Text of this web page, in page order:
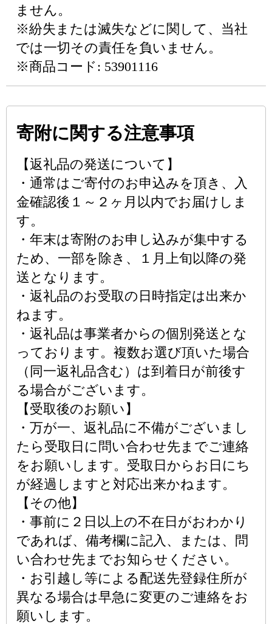
ません。
※紛失または滅失などに関して、当社
では一切その責任を負いません。
※商品コード: 53901116
寄附に関する注意事項
【返礼品の発送について】
・通常はご寄付のお申込みを頂き、入
金確認後１～２ヶ月以内でお届けしま
す。
・年末は寄附のお申し込みが集中する
ため、一部を除き、１月上旬以降の発
送となります。
・返礼品のお受取の日時指定は出来か
ねます。
・返礼品は事業者からの個別発送とな
っております。複数お選び頂いた場合
（同一返礼品含む）は到着日が前後す
る場合がございます。
【受取後のお願い】
・万が一、返礼品に不備がございまし
たら受取日に問い合わせ先までご連絡
をお願いします。受取日からお日にち
が経過しますと対応出来かねます。
【その他】
・事前に２日以上の不在日がおわかり
であれば、備考欄に記入、または、問
い合わせ先までお知らせください。
・お引越し等による配送先登録住所が
異なる場合は早急に変更のご連絡をお
願いします。